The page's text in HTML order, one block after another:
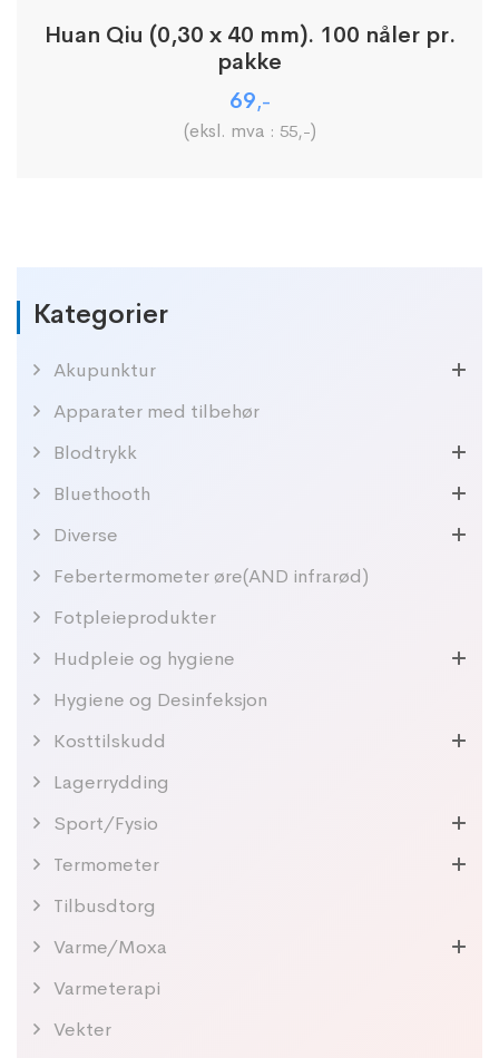
Kategorier
Akupunktur
Apparater med tilbehør
Blodtrykk
Bluethooth
Diverse
Febertermometer øre(AND infrarød)
Fotpleieprodukter
Hudpleie og hygiene
Hygiene og Desinfeksjon
Kosttilskudd
Lagerrydding
Sport/Fysio
Termometer
Tilbusdtorg
Varme/Moxa
Varmeterapi
Vekter
Huan Qiu (0,30 x 40 mm). 100 nåler pr.
pakke
69,-
(eksl. mva : 55,-)